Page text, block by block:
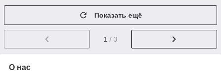
Показать ещё
1 / 3
О нас